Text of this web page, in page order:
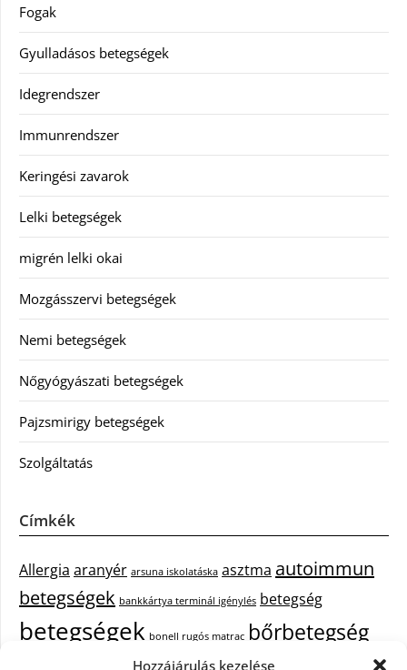
Hozzájárulás kezelése
Fogak
Gyulladásos betegségek
Idegrendszer
Immunrendszer
Keringési zavarok
Lelki betegségek
migrén lelki okai
Mozgásszervi betegségek
Nemi betegségek
Nőgyógyászati betegségek
Pajzsmirigy betegségek
Szolgáltatás
Címkék
Allergia aranyér arsuna iskolatáska asztma autoimmun
betegségek bankkártya terminál igénylés betegség
betegségek bonell rugós matrac bőrbetegség